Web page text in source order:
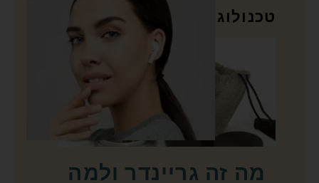
טכנולוגיה
מה זה גריינדר ולמה